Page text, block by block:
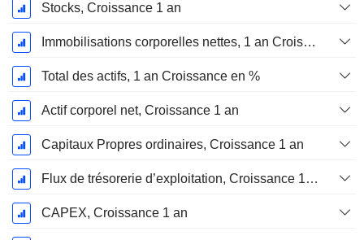
Stocks, Croissance 1 an
Immobilisations corporelles nettes, 1 an Croissance
Total des actifs, 1 an Croissance en %
Actif corporel net, Croissance 1 an
Capitaux Propres ordinaires, Croissance 1 an
Flux de trésorerie d’exploitation, Croissance 1 an
CAPEX, Croissance 1 an